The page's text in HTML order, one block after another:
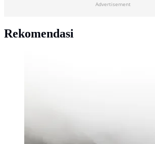
Advertisement
Rekomendasi